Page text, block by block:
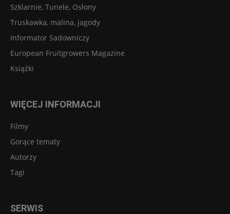
Szklarnie, Tunele, Osłony
Truskawka, malina, jagody
Informator Sadowniczy
European Fruitgrowers Magazine
Książki
WIĘCEJ INFORMACJI
Filmy
Gorące tematy
Autorzy
Tagi
SERWIS